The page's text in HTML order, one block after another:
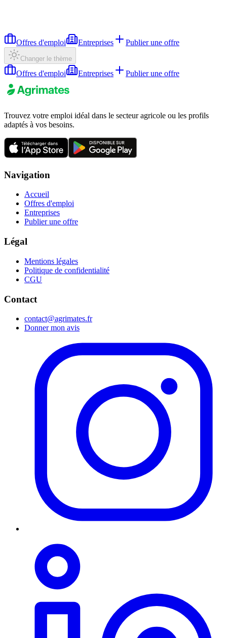
Offres d'emploi Entreprises Publier une offre
Changer le thème
Offres d'emploi Entreprises Publier une offre
Trouvez votre emploi idéal dans le secteur agricole ou les profils
adaptés à vos besoins.
Navigation
Accueil
Offres d'emploi
Entreprises
Publier une offre
Légal
Mentions légales
Politique de confidentialité
CGU
Contact
contact@agrimates.fr
Donner mon avis